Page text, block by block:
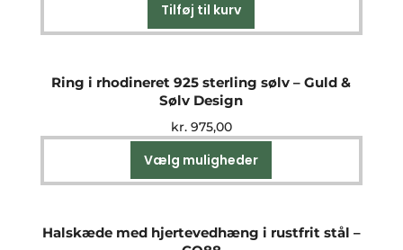
Tilføj til kurv
Ring i rhodineret 925 sterling sølv – Guld &
Sølv Design
kr.975,00
Vælg muligheder
vare
varianter.
Halskæde med hjertevedhæng i rustfrit stål –